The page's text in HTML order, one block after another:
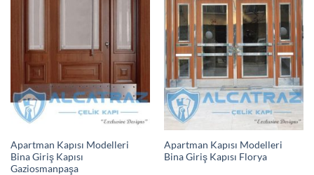
Apartman Kapısı Modelleri
Bina Giriş Kapısı
Gaziosmanpaşa
Apartman Kapısı Modelleri
Bina Giriş Kapısı Florya